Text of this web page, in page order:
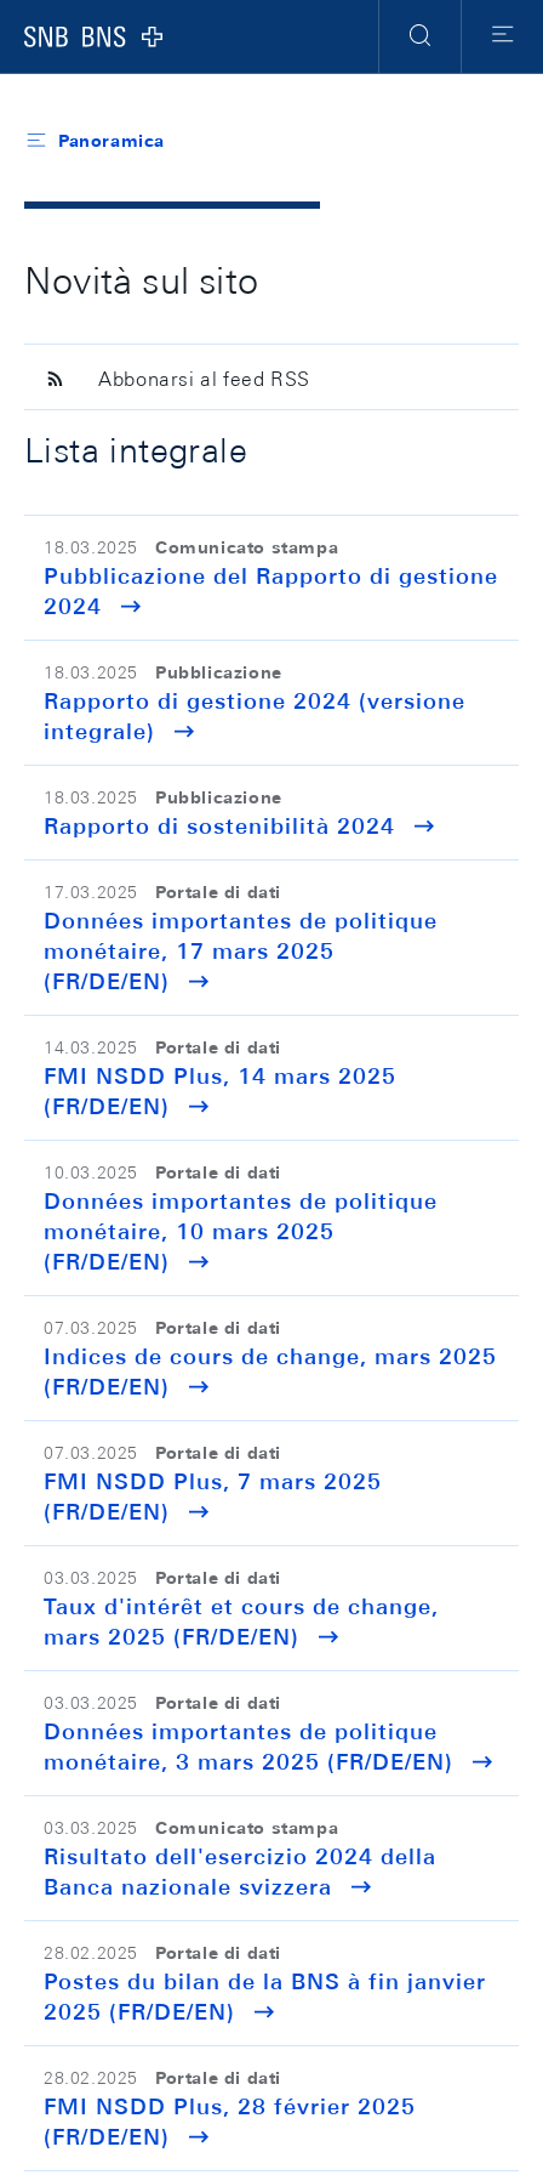
Logo
Navigation
Ricerca Menu
Panoramica
Novità sul sito
Abbonarsi al feed RSS
Lista integrale
18.03.2025 Comunicato stampa
Pubblicazione del Rapporto di gestione
2024
18.03.2025 Pubblicazione
Rapporto di gestione 2024 (versione
integrale)
18.03.2025 Pubblicazione
Rapporto di sostenibilità 2024
17.03.2025 Portale di dati
Données importantes de politique
monétaire, 17 mars 2025
(FR/DE/EN)
14.03.2025 Portale di dati
FMI NSDD Plus, 14 mars 2025
(FR/DE/EN)
10.03.2025 Portale di dati
Données importantes de politique
monétaire, 10 mars 2025
(FR/DE/EN)
07.03.2025 Portale di dati
Indices de cours de change, mars 2025
(FR/DE/EN)
07.03.2025 Portale di dati
FMI NSDD Plus, 7 mars 2025
(FR/DE/EN)
03.03.2025 Portale di dati
Taux d'intérêt et cours de change,
mars 2025 (FR/DE/EN)
03.03.2025 Portale di dati
Données importantes de politique
monétaire, 3 mars 2025 (FR/DE/EN)
03.03.2025 Comunicato stampa
Risultato dell'esercizio 2024 della
Banca nazionale svizzera
28.02.2025 Portale di dati
Postes du bilan de la BNS à fin janvier
2025 (FR/DE/EN)
28.02.2025 Portale di dati
FMI NSDD Plus, 28 février 2025
(FR/DE/EN)